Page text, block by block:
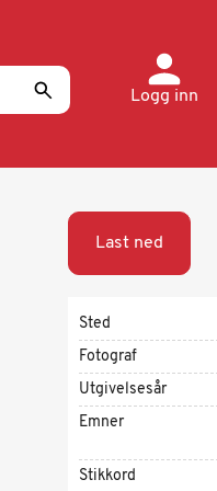
Logg inn
Last ned
Sted
Fotograf
Utgivelsesår
Emner
Stikkord